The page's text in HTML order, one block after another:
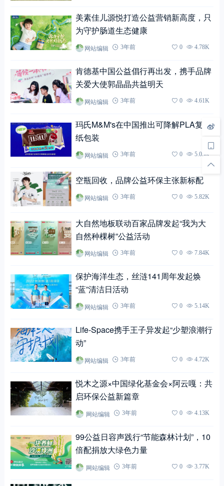
美素佳儿源悦打造公益营销新高度，只
为守护肠道生态健康
网站编辑 3年前 0 4.78K
肯德基中国公益倡行再出发，携手品牌
关爱大使郭晶晶共益明天
网站编辑 3年前 0 4.61K
玛氏M&M's在中国推出可降解PLA复合
纸包装
网站编辑 3年前 0 5.05K
空瓶回收，品牌公益环保主张新标配
网站编辑 3年前 0 5.82K
大自然地板联动百家品牌发起“我为大
自然种棵树”公益活动
网站编辑 3年前 0 7.84K
保护海洋生态，丝涟141周年发起焕
“蓝”清洁日活动
网站编辑 3年前 0 5.14K
Life-Space携手王子异发起“少塑浪潮行
动”
网站编辑 3年前 0 4.72K
悦木之源×中国绿化基金会×阿云嘎：共
启环保公益新篇章
网站编辑 3年前 0 4.13K
99公益日容声践行“节能森林计划”，10
倍配捐放大绿色力量
网站编辑 3年前 0 3.77K